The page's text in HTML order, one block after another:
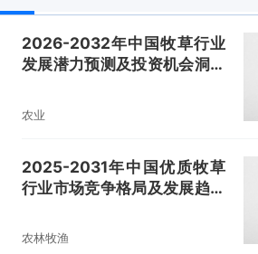
2026-2032年中国牧草行业
发展潜力预测及投资机会洞察
农业
2025-2031年中国优质牧草
行业市场竞争格局及发展趋势
农林牧渔